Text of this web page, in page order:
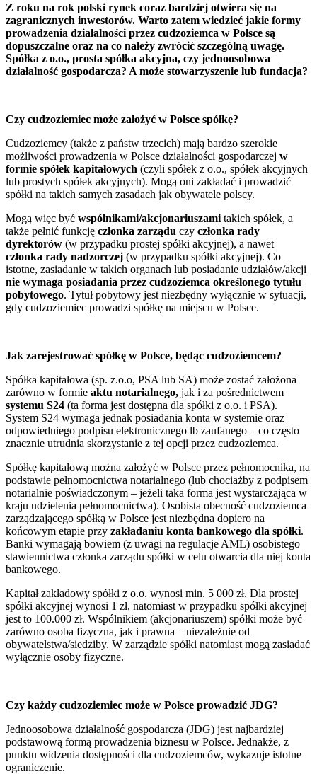
Z roku na rok polski rynek coraz bardziej otwiera się na
zagranicznych inwestorów. Warto zatem wiedzieć jakie formy
prowadzenia działalności przez cudzoziemca w Polsce są
dopuszczalne oraz na co należy zwrócić szczególną uwagę.
Spółka z o.o., prosta spółka akcyjna, czy jednoosobowa
działalność gospodarcza? A może stowarzyszenie lub fundacja?
Czy cudzoziemiec może założyć w Polsce spółkę?
Cudzoziemcy (także z państw trzecich) mają bardzo szerokie
możliwości prowadzenia w Polsce działalności gospodarczej w
formie spółek kapitałowych (czyli spółek z o.o., spółek akcyjnych
lub prostych spółek akcyjnych). Mogą oni zakładać i prowadzić
spółki na takich samych zasadach jak obywatele polscy.
Mogą więc być wspólnikami/akcjonariuszami takich spółek, a
także pełnić funkcję członka zarządu czy członka rady
dyrektorów (w przypadku prostej spółki akcyjnej), a nawet
członka rady nadzorczej (w przypadku spółki akcyjnej). Co
istotne, zasiadanie w takich organach lub posiadanie udziałów/akcji
nie wymaga posiadania przez cudzoziemca określonego tytułu
pobytowego. Tytuł pobytowy jest niezbędny wyłącznie w sytuacji,
gdy cudzoziemiec prowadzi spółkę na miejscu w Polsce.
Jak zarejestrować spółkę w Polsce, będąc cudzoziemcem?
Spółka kapitałowa (sp. z.o.o, PSA lub SA) może zostać założona
zarówno w formie aktu notarialnego, jak i za pośrednictwem
systemu S24 (ta forma jest dostępna dla spółki z o.o. i PSA).
System S24 wymaga jednak posiadania konta w systemie oraz
odpowiedniego podpisu elektronicznego lb zaufanego – co często
znacznie utrudnia skorzystanie z tej opcji przez cudzoziemca.
Spółkę kapitałową można założyć w Polsce przez pełnomocnika, na
podstawie pełnomocnictwa notarialnego (lub chociażby z podpisem
notarialnie poświadczonym – jeżeli taka forma jest wystarczająca w
kraju udzielenia pełnomocnictwa). Osobista obecność cudzoziemca
zarządzającego spółką w Polsce jest niezbędna dopiero na
końcowym etapie przy zakładaniu konta bankowego dla spółki.
Banki wymagają bowiem (z uwagi na regulacje AML) osobistego
stawiennictwa członka zarządu spółki w celu otwarcia dla niej konta
bankowego.
Kapitał zakładowy spółki z o.o. wynosi min. 5 000 zł. Dla prostej
spółki akcyjnej wynosi 1 zł, natomiast w przypadku spółki akcyjnej
jest to 100.000 zł. Wspólnikiem (akcjonariuszem) spółki może być
zarówno osoba fizyczna, jak i prawna – niezależnie od
obywatelstwa/siedziby. W zarządzie spółki natomiast mogą zasiadać
wyłącznie osoby fizyczne.
Czy każdy cudzoziemiec może w Polsce prowadzić JDG?
Jednoosobowa działalność gospodarcza (JDG) jest najbardziej
podstawową formą prowadzenia biznesu w Polsce. Jednakże, z
punktu widzenia dostępności dla cudzoziemców, wykazuje istotne
ograniczenie.